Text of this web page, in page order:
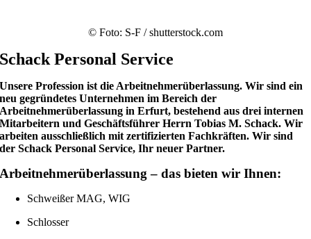
© Foto: S-F / shutterstock.com
Schack Personal Service
Unsere Profession ist die Arbeitnehmerüberlassung. Wir sind ein
neu gegründetes Unternehmen im Bereich der
Arbeitnehmerüberlassung in Erfurt, bestehend aus drei internen
Mitarbeitern und Geschäftsführer Herrn Tobias M. Schack. Wir
arbeiten ausschließlich mit zertifizierten Fachkräften. Wir sind
der Schack Personal Service, Ihr neuer Partner.
Arbeitnehmerüberlassung – das bieten wir Ihnen:
Schweißer MAG, WIG
Schlosser